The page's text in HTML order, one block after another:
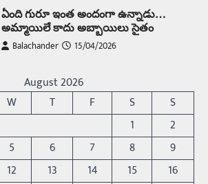
ఏంది గురూ ఇంత అందంగా ఉన్నాడు…
అమ్మాయిలే కాదు అబ్బాయిలు సైతం
Balachander 15/04/2026
బోమ్మ అని పిలుస్తాం. స్పెయిన్‌ అమ్మాయిలు చాలా
అందంగా ఉంటారనే నానుడి…
రోడ్డుపై ఏరులై పారిన బీర్లు… ఘాటుతో
మండుతున్న నోర్లు
Balachander 15/04/2026
August 2026
W T F S
S
1
2
5 6 7 8
9
12 13 14 15 16